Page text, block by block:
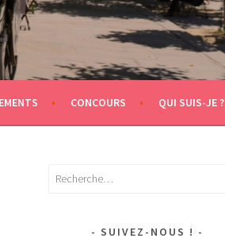
CONCOURS QUI SUIS-JE ?
Rechercher :
SUIVEZ-NOUS !